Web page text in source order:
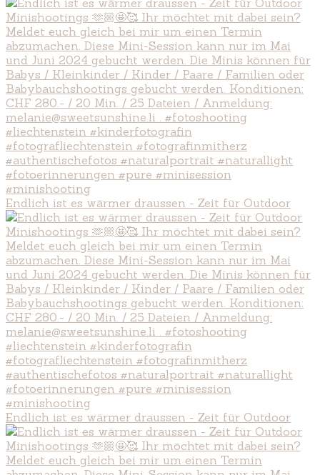
Endlich ist es wärmer draussen - Zeit für Outdoor
Endlich ist es wärmer draussen - Zeit für Outdoor